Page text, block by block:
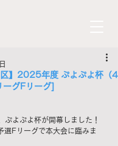
区】2025年度 ぷよぷよ杯（4
グFリーグ]
ぷよぷよ杯が開幕しました！
Fリーグで本大会に臨みま